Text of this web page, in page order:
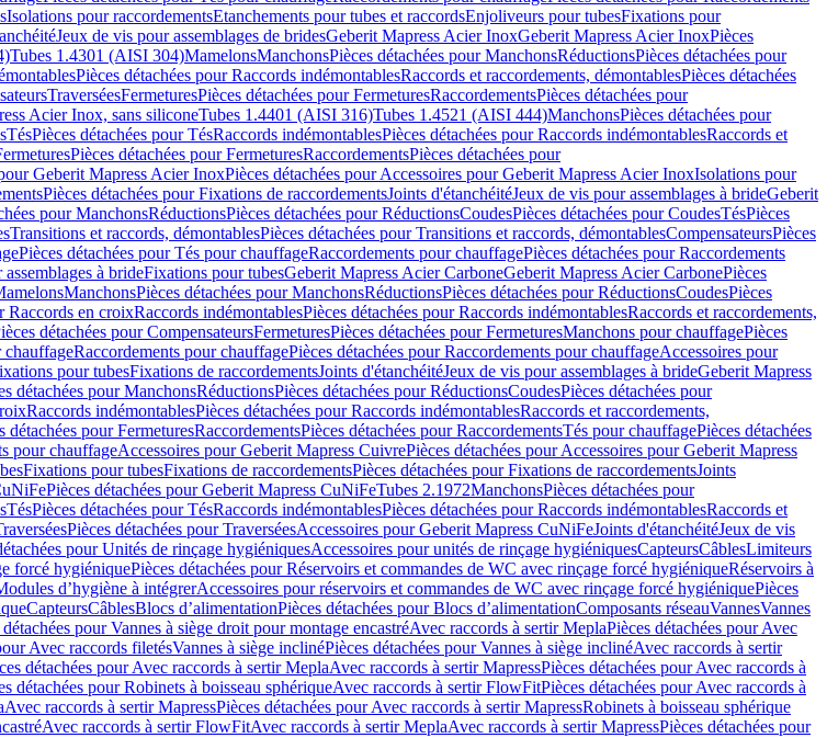
Isolations pour raccordementsEtanchements pour tubes et raccordsEnjoliveurs pour tubesFixations pour
Jeux de vis pour assemblages de bridesGeberit Mapress Acier InoxGeberit Mapress Acier InoxPièces
Tubes 1.4301 (AISI 304)MamelonsManchonsPièces détachées pour ManchonsRéductionsPièces détachées pour
Pièces détachées pour Raccords indémontablesRaccords et raccordements, démontablesPièces détachées
TraverséesFermeturesPièces détachées pour FermeturesRaccordementsPièces détachées pour
Acier Inox, sans siliconeTubes 1.4401 (AISI 316)Tubes 1.4521 (AISI 444)ManchonsPièces détachées pour
TésPièces détachées pour TésRaccords indémontablesPièces détachées pour Raccords indémontablesRaccords et
Pièces détachées pour FermeturesRaccordementsPièces détachées pour
Geberit Mapress Acier InoxPièces détachées pour Accessoires pour Geberit Mapress Acier InoxIsolations pour
Pièces détachées pour Fixations de raccordementsJoints d'étanchéitéJeux de vis pour assemblages à brideGeberit
pour ManchonsRéductionsPièces détachées pour RéductionsCoudesPièces détachées pour CoudesTésPièces
Transitions et raccords, démontablesPièces détachées pour Transitions et raccords, démontablesCompensateursPièces
Pièces détachées pour Tés pour chauffageRaccordements pour chauffagePièces détachées pour Raccordements
à brideFixations pour tubesGeberit Mapress Acier CarboneGeberit Mapress Acier CarbonePièces
ManchonsPièces détachées pour ManchonsRéductionsPièces détachées pour RéductionsCoudesPièces
Raccords en croixRaccords indémontablesPièces détachées pour Raccords indémontablesRaccords et raccordements,
détachées pour CompensateursFermeturesPièces détachées pour FermeturesManchons pour chauffagePièces
chauffageRaccordements pour chauffagePièces détachées pour Raccordements pour chauffageAccessoires pour
pour tubesFixations de raccordementsJoints d'étanchéitéJeux de vis pour assemblages à brideGeberit Mapress
détachées pour ManchonsRéductionsPièces détachées pour RéductionsCoudesPièces détachées pour
Raccords indémontablesPièces détachées pour Raccords indémontablesRaccords et raccordements,
détachées pour FermeturesRaccordementsPièces détachées pour RaccordementsTés pour chauffagePièces détachées
pour chauffageAccessoires pour Geberit Mapress CuivrePièces détachées pour Accessoires pour Geberit Mapress
Fixations pour tubesFixations de raccordementsPièces détachées pour Fixations de raccordementsJoints
Pièces détachées pour Geberit Mapress CuNiFeTubes 2.1972ManchonsPièces détachées pour
TésPièces détachées pour TésRaccords indémontablesPièces détachées pour Raccords indémontablesRaccords et
Pièces détachées pour TraverséesAccessoires pour Geberit Mapress CuNiFeJoints d'étanchéitéJeux de vis
pour Unités de rinçage hygiéniquesAccessoires pour unités de rinçage hygiéniquesCapteursCâblesLimiteurs
forcé hygiéniquePièces détachées pour Réservoirs et commandes de WC avec rinçage forcé hygiéniqueRéservoirs à
d’hygiène à intégrerAccessoires pour réservoirs et commandes de WC avec rinçage forcé hygiéniquePièces
CapteursCâblesBlocs d’alimentationPièces détachées pour Blocs d’alimentationComposants réseauVannesVannes
détachées pour Vannes à siège droit pour montage encastréAvec raccords à sertir MeplaPièces détachées pour Avec
Avec raccords filetésVannes à siège inclinéPièces détachées pour Vannes à siège inclinéAvec raccords à sertir
détachées pour Avec raccords à sertir MeplaAvec raccords à sertir MapressPièces détachées pour Avec raccords à
détachées pour Robinets à boisseau sphériqueAvec raccords à sertir FlowFitPièces détachées pour Avec raccords à
Avec raccords à sertir MapressPièces détachées pour Avec raccords à sertir MapressRobinets à boisseau sphérique
Avec raccords à sertir FlowFitAvec raccords à sertir MeplaAvec raccords à sertir MapressPièces détachées pour